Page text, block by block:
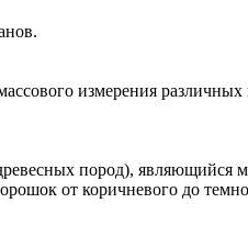
измерения
пород), являющийся
от коричневого до